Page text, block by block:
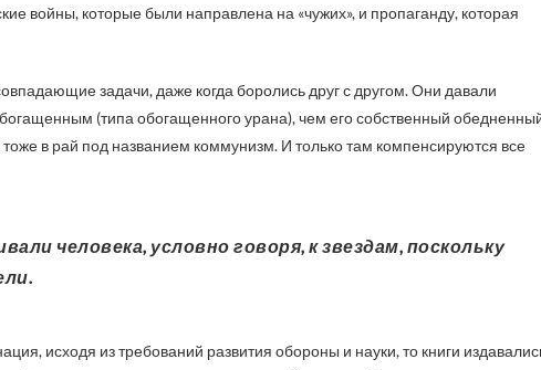
войны, которые были направлена на «чужих», и пропаганду, которая
задачи, даже когда боролись друг с другом. Они давали
(типа обогащенного урана), чем его собственный
в рай под названием коммунизм. И только там компенсируются все
исходя из требований развития обороны и науки, то книги